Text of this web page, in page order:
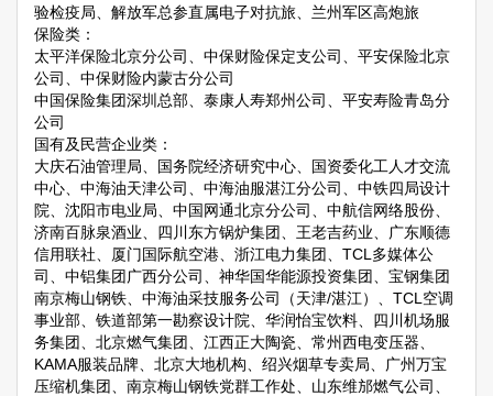
验检疫局、解放军总参直属电子对抗旅、兰州军区高炮旅
保险类：
太平洋保险北京分公司、中保财险保定支公司、平安保险北京
公司、中保财险内蒙古分公司
中国保险集团深圳总部、泰康人寿郑州公司、平安寿险青岛分
公司
国有及民营企业类：
大庆石油管理局、国务院经济研究中心、国资委化工人才交流
中心、中海油天津公司、中海油服湛江分公司、中铁四局设计
院、沈阳市电业局、中国网通北京分公司、中航信网络股份、
济南百脉泉酒业、四川东方锅炉集团、王老吉药业、广东顺德
信用联社、厦门国际航空港、浙江电力集团、TCL多媒体公
司、中铝集团广西分公司、神华国华能源投资集团、宝钢集团
南京梅山钢铁、中海油采技服务公司（天津/湛江）、TCL空调
事业部、铁道部第一勘察设计院、华润怡宝饮料、四川机场服
务集团、北京燃气集团、江西正大陶瓷、常州西电变压器、
KAMA服装品牌、北京大地机构、绍兴烟草专卖局、广州万宝
压缩机集团、南京梅山钢铁党群工作处、山东维邡燃气公司、